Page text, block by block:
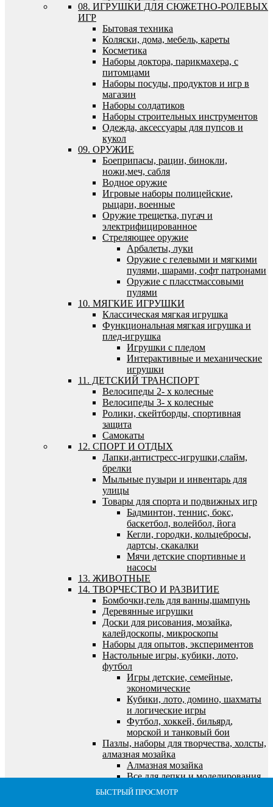
БЫСТРЫЙ ПРОСМОТР
БЫСТРЫЙ ПРОСМОТР
БЫСТРЫЙ ПРОСМОТР
БЫСТРЫЙ ПРОСМОТР
БЫСТРЫЙ ПРОСМОТР
08. ИГРУШКИ ДЛЯ СЮЖЕТНО-РОЛЕВЫХ
ИГР
Бытовая техника
Коляски, дома, мебель, кареты
Косметика
Наборы доктора, парикмахера, с
питомцами
Наборы посуды, продуктов и игр в
магазин
Наборы солдатиков
Наборы строительных инструментов
Одежда, аксессуары для пупсов и
кукол
09. ОРУЖИЕ
Боеприпасы, рации, бинокли,
ножи,меч, сабля
Водное оружие
Игровые наборы полицейские,
рыцари, военные
Оружие трещетка, пугач и
электрифицированное
Стреляющее оружие
Арбалеты, луки
Оружие с гелевыми и мягкими
пулями, шарами, софт патронами
Оружие с пласстмассовыми
пулями
10. МЯГКИЕ ИГРУШКИ
Классическая мягкая игрушка
Функциональная мягкая игрушка и
плед-игрушка
Игрушки с пледом
Интерактивные и механические
игрушки
11. ДЕТСКИЙ ТРАНСПОРТ
Велосипеды 2- х колесные
Велосипеды 3- х колесные
Ролики, скейтборды, спортивная
защита
Самокаты
12. СПОРТ И ОТДЫХ
Лапки,антистресс-игрушки,слайм,
брелки
Мыльные пузыри и инвентарь для
улицы
Товары для спорта и подвижных игр
Бадминтон, теннис, бокс,
баскетбол, волейбол, йога
Кегли, городки, кольцебросы,
дартсы, скакалки
Мячи детские спортивные и
насосы
13. ЖИВОТНЫЕ
14. ТВОРЧЕСТВО И РАЗВИТИЕ
Бомбочки,гель для ванны,шампунь
Деревянные игрушки
Доски для рисования, мозайка,
калейдоскопы, микроскопы
Наборы для опытов, экспериментов
Настольные игры, кубики, лото,
футбол
Игры детские, семейные,
экономические
Кубики, лото, домино, шахматы
и логические игры
Футбол, хоккей, бильярд,
морской и танковый бои
Пазлы, наборы для творчества, холсты,
алмазная мозайка
Алмазная мозайка
Все для лепки и моделирования
Все для рисования и росписи
Выжигание по дереву